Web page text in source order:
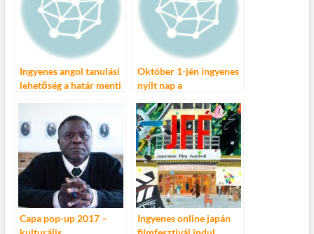
Ingyenes angol tanulási
lehetőség a határ menti
Október 1-jén ingyenes
nyílt nap a
BE A FILMGYÁRTÁS
KULISSZÁI MÖGÉ
Capa pop-up 2017 –
Ingyenes online japán